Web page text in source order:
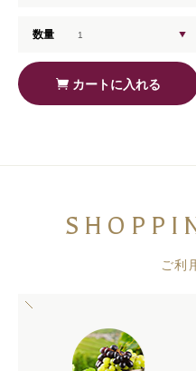
数量
カートに入れる
ご利